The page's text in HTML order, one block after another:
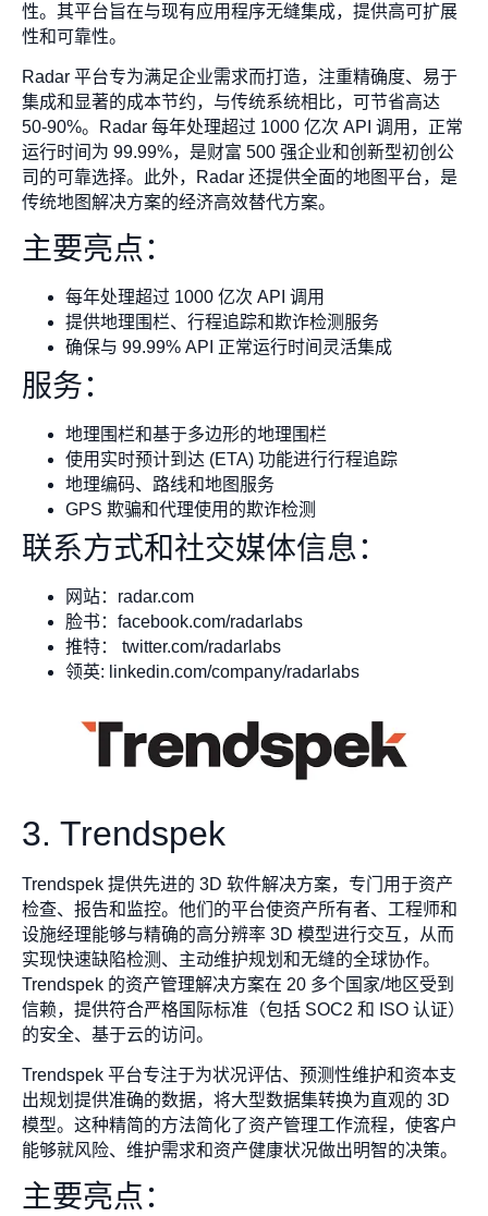
性。其平台旨在与现有应用程序无缝集成，提供高可扩展
性和可靠性。
Radar 平台专为满足企业需求而打造，注重精确度、易于
集成和显著的成本节约，与传统系统相比，可节省高达
50-90%。Radar 每年处理超过 1000 亿次 API 调用，正常
运行时间为 99.99%，是财富 500 强企业和创新型初创公
司的可靠选择。此外，Radar 还提供全面的地图平台，是
传统地图解决方案的经济高效替代方案。
主要亮点：
每年处理超过 1000 亿次 API 调用
提供地理围栏、行程追踪和欺诈检测服务
确保与 99.99% API 正常运行时间灵活集成
服务：
地理围栏和基于多边形的地理围栏
使用实时预计到达 (ETA) 功能进行行程追踪
地理编码、路线和地图服务
GPS 欺骗和代理使用的欺诈检测
联系方式和社交媒体信息：
网站：radar.com
脸书：facebook.com/radarlabs
推特： twitter.com/radarlabs
领英: linkedin.com/company/radarlabs
3. Trendspek
Trendspek 提供先进的 3D 软件解决方案，专门用于资产
检查、报告和监控。他们的平台使资产所有者、工程师和
设施经理能够与精确的高分辨率 3D 模型进行交互，从而
实现快速缺陷检测、主动维护规划和无缝的全球协作。
Trendspek 的资产管理解决方案在 20 多个国家/地区受到
信赖，提供符合严格国际标准（包括 SOC2 和 ISO 认证）
的安全、基于云的访问。
Trendspek 平台专注于为状况评估、预测性维护和资本支
出规划提供准确的数据，将大型数据集转换为直观的 3D
模型。这种精简的方法简化了资产管理工作流程，使客户
能够就风险、维护需求和资产健康状况做出明智的决策。
主要亮点：